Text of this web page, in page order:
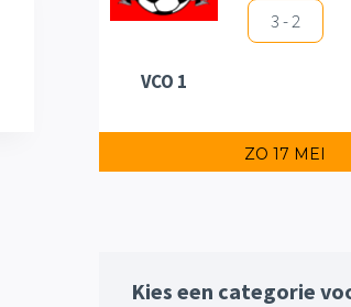
VCO 1
3 - 2
ZO 17 MEI
Kies een categorie